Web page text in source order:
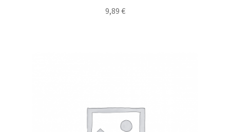
9,89 €